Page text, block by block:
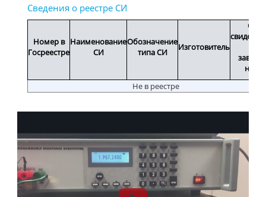
Номер в
Госреестре
Наименование
СИ
Обозначение
типа СИ
Изготовитель
Срок
Не в реестре